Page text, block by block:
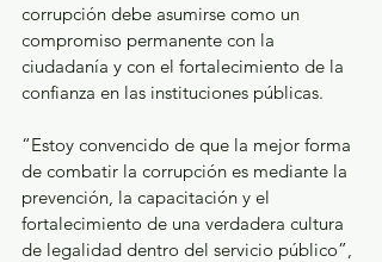
corrupción debe asumirse como un
compromiso permanente con la
ciudadanía y con el fortalecimiento de la
confianza en las instituciones públicas.
“Estoy convencido de que la mejor forma
de combatir la corrupción es mediante la
prevención, la capacitación y el
fortalecimiento de una verdadera cultura
de legalidad dentro del servicio público”,